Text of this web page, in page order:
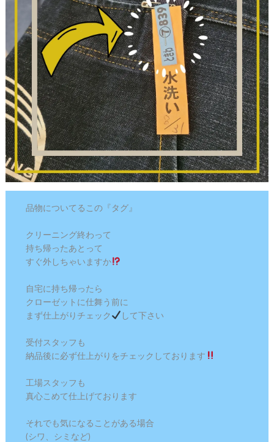
品物についてるこの『タグ』⁡
⁡クリーニング終わって⁡
⁡持ち帰ったあとって⁡
⁡すぐ外しちゃいますか
⁡自宅に持ち帰ったら ⁡
⁡クローゼットに仕舞う前に⁡
まず仕上がりチェック
して下さい
⁡受付スタッフも⁡
⁡納品後に必ず仕上がりをチェックしております
⁡工場スタッフも⁡
⁡真心こめて仕上げております
⁡⁡それでも気になることがある場合
(シワ、シミなど)